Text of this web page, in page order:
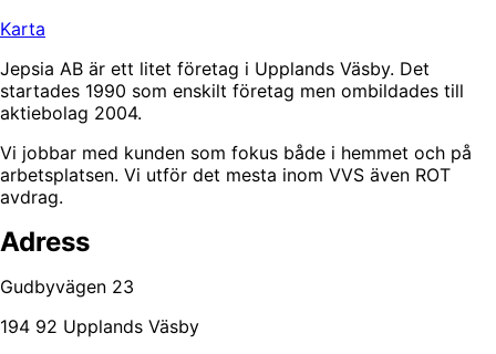
Karta
Jepsia AB är ett litet företag i Upplands Väsby. Det
startades 1990 som enskilt företag men ombildades till
aktiebolag 2004.
Vi jobbar med kunden som fokus både i hemmet och på
arbetsplatsen. Vi utför det mesta inom VVS även ROT
avdrag.
Adress
Gudbyvägen 23
194 92 Upplands Väsby